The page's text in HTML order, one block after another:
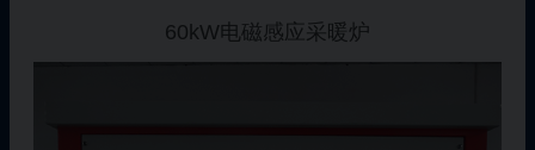
60kW电磁感应采暖炉